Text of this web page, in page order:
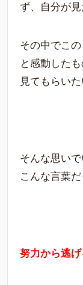
ず、自分が見
その中でこ
と感動した
見てもらい
そんな思い
こんな言葉だ
努力から逃